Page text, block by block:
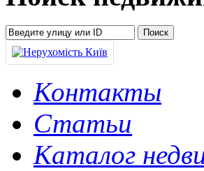
Контакты
Статьи
Каталог